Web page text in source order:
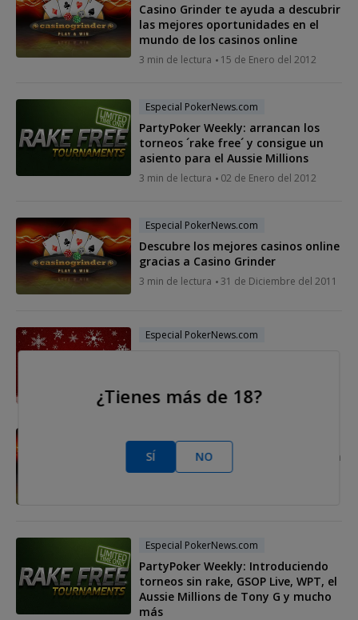
Casino Grinder te ayuda a descubrir
las mejores oportunidades en el
mundo de los casinos online
3 min de lectura 15 de Enero del 2012
Especial PokerNews.com
PartyPoker Weekly: arrancan los
torneos ´rake free´ y consigue un
asiento para el Aussie Millions
3 min de lectura 02 de Enero del 2012
Especial PokerNews.com
Descubre los mejores casinos online
gracias a Casino Grinder
3 min de lectura 31 de Diciembre del 2011
Especial PokerNews.com
Disfruta de los juegos de casino con
Casino Grinder
Especial PokerNews.com
PartyPoker Weekly: Introduciendo
torneos sin rake, GSOP Live, WPT, el
Aussie Millions de Tony G y mucho
más
¿Tienes más de 18?
SÍ NO